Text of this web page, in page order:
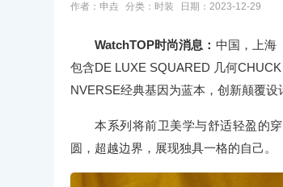
作者：申垚 分类： 时装 日期：2023-12-29
WatchTOP时尚消息： 中国，上海
包含DE LUXE SQUARED 几何
NVERSE经典基因为蓝本，创新颠覆设
本系列将前卫美学与舒适轻盈的
圆，超越边界，展现独具一格的自己。